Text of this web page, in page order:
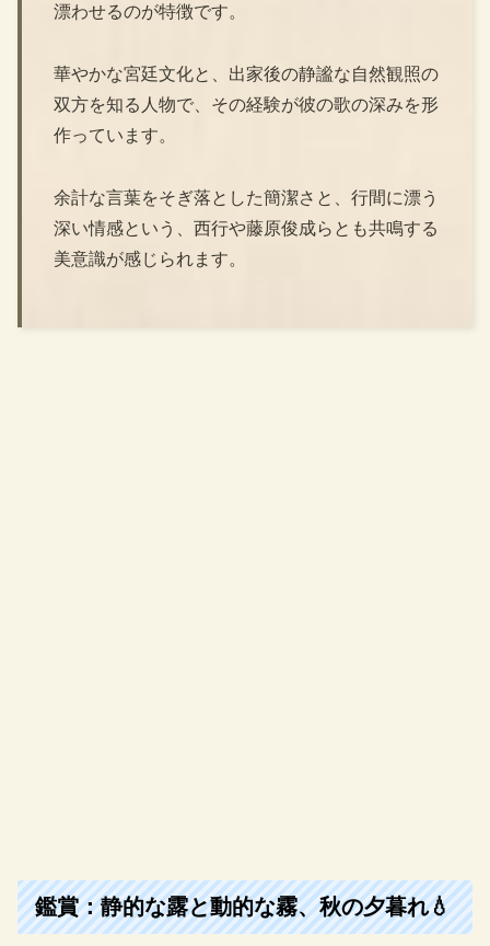
漂わせるのが特徴です。
華やかな宮廷文化と、出家後の静謐な自然観照の
双方を知る人物で、その経験が彼の歌の深みを形
作っています。
余計な言葉をそぎ落とした簡潔さと、行間に漂う
深い情感という、西行や藤原俊成らとも共鳴する
美意識が感じられます。
鑑賞：静的な露と動的な霧、秋の夕暮れ💧